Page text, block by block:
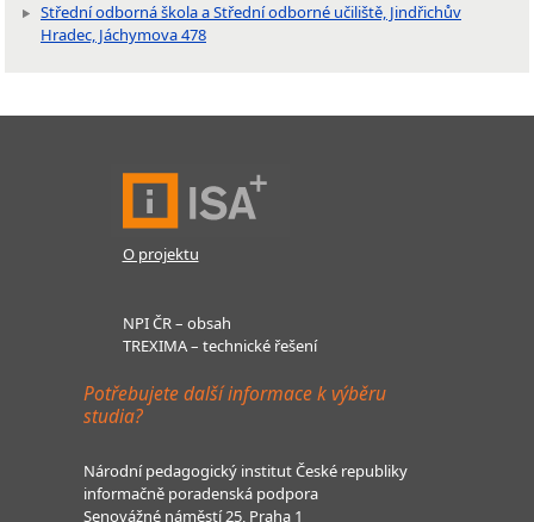
Střední odborná škola a Střední odborné učiliště, Jindřichův
Hradec, Jáchymova 478
O projektu
NPI ČR – obsah
TREXIMA – technické řešení
Potřebujete další informace k výběru
studia?
Národní pedagogický institut České republiky
informačně poradenská podpora
Senovážné náměstí 25, Praha 1